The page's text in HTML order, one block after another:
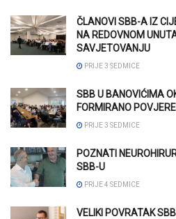
ČLANOVI SBB-A IZ
NA REDOVNOM
SAVJETOVANJU
PRIJE 3 SEDMICE
SBB U BANOVIĆIMA
FORMIRANO
PRIJE 3 SEDMICE
POZNATI
SBB-U
PRIJE 4 SEDMICE
VELIKI POVRATAK